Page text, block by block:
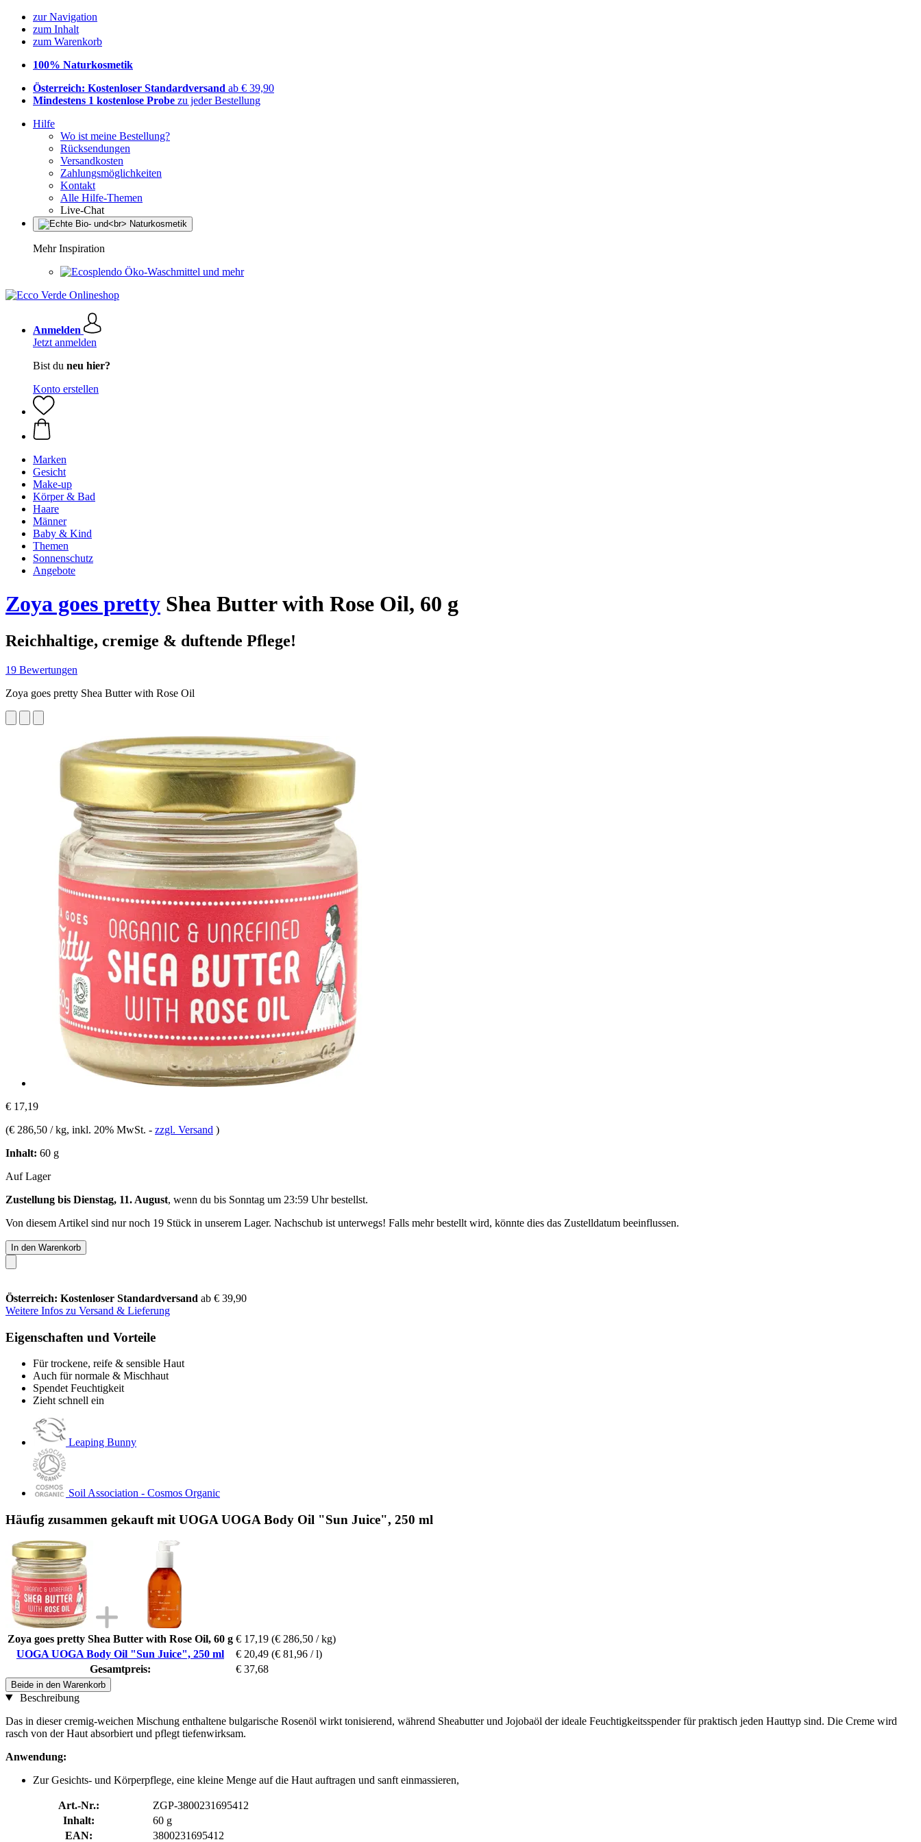
zur Navigation
zum Inhalt
zum Warenkorb
100% Naturkosmetik
Österreich: Kostenloser Standardversand ab € 39,90
Mindestens 1 kostenlose Probe zu jeder Bestellung
Hilfe
Wo ist meine Bestellung?
Rücksendungen
Versandkosten
Zahlungsmöglichkeiten
Kontakt
Alle Hilfe-Themen
Live-Chat
Mehr Inspiration
Öko-Waschmittel und mehr
Anmelden
Jetzt anmelden
Bist du neu hier?
Konto erstellen
Marken
Gesicht
Make-up
Körper & Bad
Haare
Männer
Baby & Kind
Themen
Sonnenschutz
Angebote
Zoya goes pretty Shea Butter with Rose Oil, 60 g
Reichhaltige, cremige & duftende Pflege!
19 Bewertungen
Zoya goes pretty Shea Butter with Rose Oil
€ 17,19
(€ 286,50 / kg, inkl. 20% MwSt. - zzgl. Versand )
Inhalt: 60 g
Auf Lager
Zustellung bis Dienstag, 11. August, wenn du bis Sonntag um 23:59 Uhrbestellst.
Von diesem Artikel sind nur noch 19 Stück in unserem Lager. Nachschub ist unterwegs! Falls mehr bestellt wird, könnte dies das Zustelldatum beeinflussen.
In den Warenkorb
Österreich: Kostenloser Standardversand ab € 39,90
Weitere Infos zu Versand & Lieferung
Eigenschaften und Vorteile
Für trockene, reife & sensible Haut
Auch für normale & Mischhaut
Spendet Feuchtigkeit
Zieht schnell ein
Leaping Bunny
Soil Association - Cosmos Organic
Häufig zusammen gekauft mit UOGA UOGA Body Oil "Sun Juice", 250 ml
Zoya goes pretty Shea Butter with Rose Oil, 60 g € 17,19 (€ 286,50 / kg)
UOGA UOGA Body Oil "Sun Juice", 250 ml
€ 20,49 (€ 81,96 / l)
Gesamtpreis:
€ 37,68
Beide in den Warenkorb
Beschreibung
Das in dieser cremig-weichen Mischung enthaltene bulgarische Rosenöl wirkt tonisierend, während Sheabutter und Jojobaöl der ideale Feuchtigkeitsspender für praktisch jeden Hauttyp sind. Die Creme wird
rasch von der Haut absorbiert und pflegt tiefenwirksam.
Anwendung:
Zur Gesichts- und Körperpflege, eine kleine Menge auf die Haut auftragen und sanft einmassieren,
Art.-Nr.:
ZGP-3800231695412
Inhalt:
60 g
EAN:
3800231695412